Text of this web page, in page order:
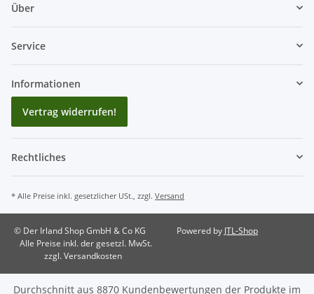
Über
Service
Informationen
Vertrag widerrufen!
Rechtliches
* Alle Preise inkl. gesetzlicher USt., zzgl. Versand
© Der Irland Shop GmbH & Co KG
Alle Preise inkl. der gesetzl. MwSt.
zzgl. Versandkosten
Powered by JTL-Shop
Durchschnitt aus 8870 Kundenbewertungen der Produkte im